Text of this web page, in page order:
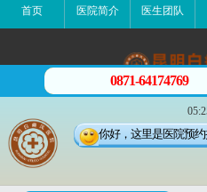
首页 医院简介 医生团队
昆明白
昆明市五华
版权所有：昆
滇公安备
0871-64174769
你好，这里是医院预